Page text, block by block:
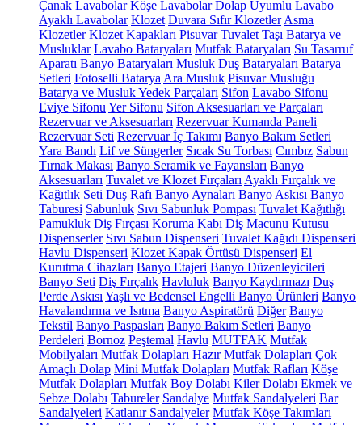
Çanak Lavabolar Köşe Lavabolar Dolap Uyumlu Lavabo
Ayaklı Lavabolar Klozet Duvara Sıfır Klozetler Asma
Klozetler Klozet Kapakları Pisuvar Tuvalet Taşı Batarya ve
Musluklar Lavabo Bataryaları Mutfak Bataryaları Su Tasarruf
Aparatı Banyo Bataryaları Musluk Duş Bataryaları Batarya
Setleri Fotoselli Batarya Ara Musluk Pisuvar Musluğu
Batarya ve Musluk Yedek Parçaları Sifon Lavabo Sifonu
Eviye Sifonu Yer Sifonu Sifon Aksesuarları ve Parçaları
Rezervuar ve Aksesuarları Rezervuar Kumanda Paneli
Rezervuar Seti Rezervuar İç Takımı Banyo Bakım Setleri
Yara Bandı Lif ve Süngerler Sıcak Su Torbası Cımbız Sabun
Tırnak Makası Banyo Seramik ve Fayansları Banyo
Aksesuarları Tuvalet ve Klozet Fırçaları Ayaklı Fırçalık ve
Kağıtlık Seti Duş Rafı Banyo Aynaları Banyo Askısı Banyo
Taburesi Sabunluk Sıvı Sabunluk Pompası Tuvalet Kağıtlığı
Pamukluk Diş Fırçası Koruma Kabı Diş Macunu Kutusu
Dispenserler Sıvı Sabun Dispenseri Tuvalet Kağıdı Dispenseri
Havlu Dispenseri Klozet Kapak Örtüsü Dispenseri El
Kurutma Cihazları Banyo Etajeri Banyo Düzenleyicileri
Banyo Seti Diş Fırçalık Havluluk Banyo Kaydırmazı Duş
Perde Askısı Yaşlı ve Bedensel Engelli Banyo Ürünleri Banyo
Havalandırma ve Isıtma Banyo Aspiratörü Diğer Banyo
Tekstil Banyo Paspasları Banyo Bakım Setleri Banyo
Perdeleri Bornoz Peştemal Havlu MUTFAK Mutfak
Mobilyaları Mutfak Dolapları Hazır Mutfak Dolapları Çok
Amaçlı Dolap Mini Mutfak Dolapları Mutfak Rafları Köşe
Mutfak Dolapları Mutfak Boy Dolabı Kiler Dolabı Ekmek ve
Sebze Dolabı Tabureler Sandalye Mutfak Sandalyeleri Bar
Sandalyeleri Katlanır Sandalyeler Mutfak Köşe Takımları